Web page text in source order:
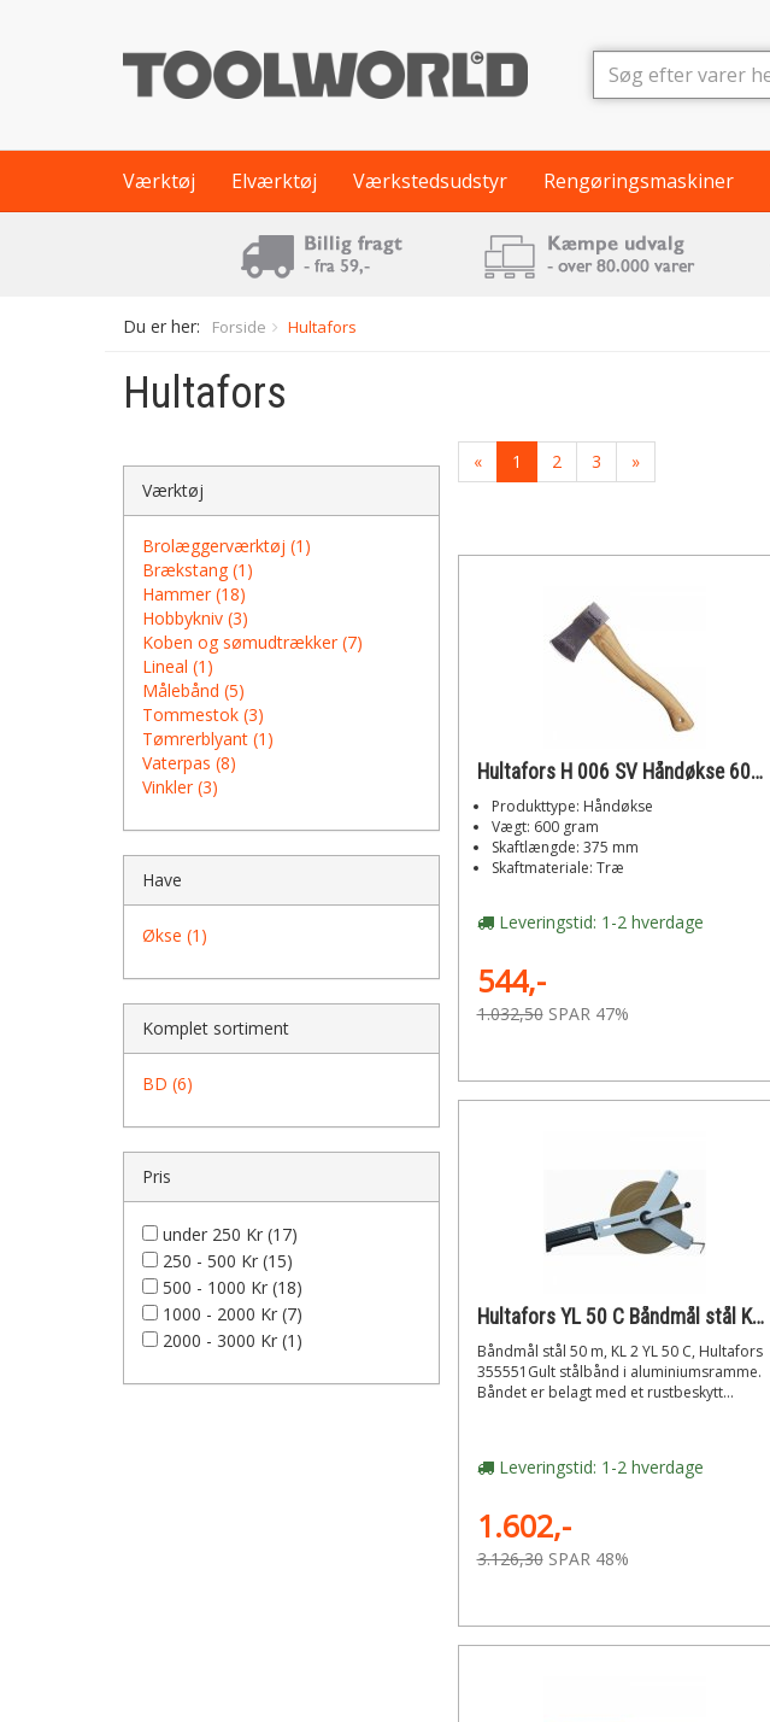
Værktøj Elværktøj Værkstedsudstyr Rengøringsmaskiner
Du er her: Forside Hultafors
Hultafors
Værktøj
Brolæggerværktøj (1)
Brækstang (1)
Hammer (18)
Hobbykniv (3)
Koben og sømudtrækker (7)
Lineal (1)
Målebånd (5)
Tommestok (3)
Tømrerblyant (1)
Vaterpas (8)
Vinkler (3)
Have
Økse (1)
Komplet sortiment
BD (6)
Pris
under 250 Kr (17)
250 - 500 Kr (15)
500 - 1000 Kr (18)
1000 - 2000 Kr (7)
2000 - 3000 Kr (1)
« 1 2 3 »
Hultafors H 006 SV Håndøkse 600gr
Produkttype: Håndøkse
Vægt: 600 gram
Skaftlængde: 375 mm
Skaftmateriale: Træ
Leveringstid: 1-2 hverdage
544,-
1.032,50 SPAR 47%
Hultafors YL 50 C Båndmål stål KL2 50m
Båndmål stål 50 m, KL 2 YL 50 C, Hultafors
355551Gult stålbånd i aluminiumsramme.
Båndet er belagt med et rustbeskytt...
Leveringstid: 1-2 hverdage
1.602,-
3.126,30 SPAR 48%